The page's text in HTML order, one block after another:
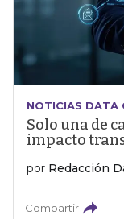
NOTICIAS DATA
Solo una de
impacto
por Redacción
Compartir